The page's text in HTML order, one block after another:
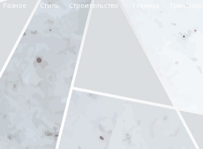
Разное Стиль Строительство Техника Транспорт